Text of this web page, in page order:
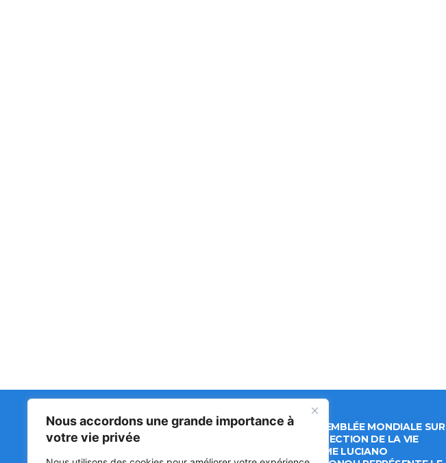
Nous accordons une grande importance à
votre vie privéeMatin Libre
Premiers sur l'info !
47ᵉ ASSEMBLÉE MONDIALE SUR
LA PROTECTION DE LA VIE
PRIVÉE: ME LUCIANO